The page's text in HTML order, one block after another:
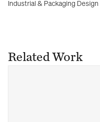
Industrial & Packaging Design
Related Work